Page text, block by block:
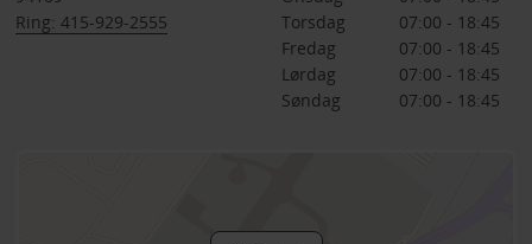
Ring: 415-929-2555
Torsdag
07:00 - 18:45
Fredag
07:00 - 18:45
Lørdag
07:00 - 18:45
Søndag
07:00 - 18:45